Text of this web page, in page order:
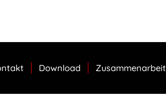
Download Zusammenarbeit